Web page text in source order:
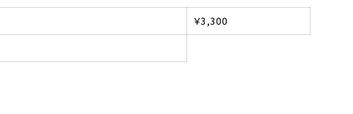
￥3,300